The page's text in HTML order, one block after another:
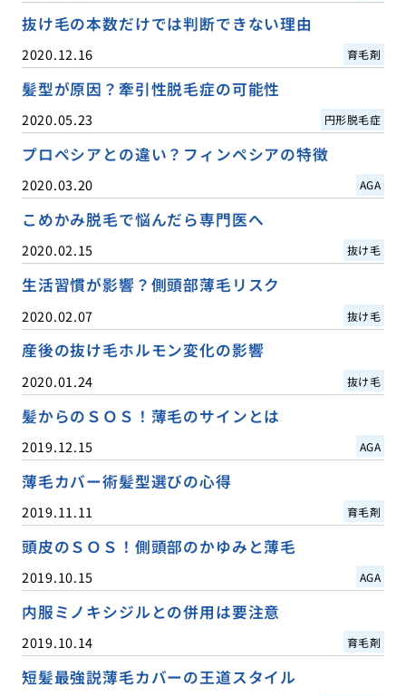
抜け毛の本数だけでは判断できない理由
2020.12.16 育毛剤
髪型が原因？牽引性脱毛症の可能性
2020.05.23 円形脱毛症
プロペシアとの違い？フィンペシアの特徴
2020.03.20 AGA
こめかみ脱毛で悩んだら専門医へ
2020.02.15 抜け毛
生活習慣が影響？側頭部薄毛リスク
2020.02.07 抜け毛
産後の抜け毛ホルモン変化の影響
2020.01.24 抜け毛
髪からのＳＯＳ！薄毛のサインとは
2019.12.15 AGA
薄毛カバー術髪型選びの心得
2019.11.11 育毛剤
頭皮のＳＯＳ！側頭部のかゆみと薄毛
2019.10.15 AGA
内服ミノキシジルとの併用は要注意
2019.10.14 育毛剤
短髪最強説薄毛カバーの王道スタイル